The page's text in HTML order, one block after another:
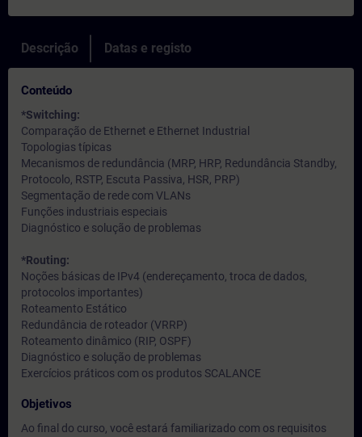
Descrição Datas e registo
Conteúdo
*Switching:
Comparação de Ethernet e Ethernet Industrial
Topologias típicas
Mecanismos de redundância (MRP, HRP, Redundância Standby,
Protocolo, RSTP, Escuta Passiva, HSR, PRP)
Segmentação de rede com VLANs
Funções industriais especiais
Diagnóstico e solução de problemas
*Routing:
Noções básicas de IPv4 (endereçamento, troca de dados,
protocolos importantes)
Roteamento Estático
Redundância de roteador (VRRP)
Roteamento dinâmico (RIP, OSPF)
Diagnóstico e solução de problemas
Exercícios práticos com os produtos SCALANCE
Objetivos
Ao final do curso, você estará familiarizado com os requisitos